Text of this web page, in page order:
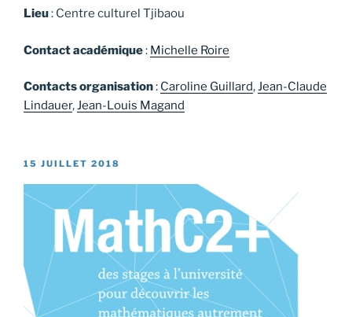
Lieu: Centre culturel Tjibaou
Contact académique: Michelle Roire
Contacts organisation: Caroline Guillard,Jean-Claude
Lindauer,Jean-Louis Magand
PUBLIÉ
15 JUILLET 2018